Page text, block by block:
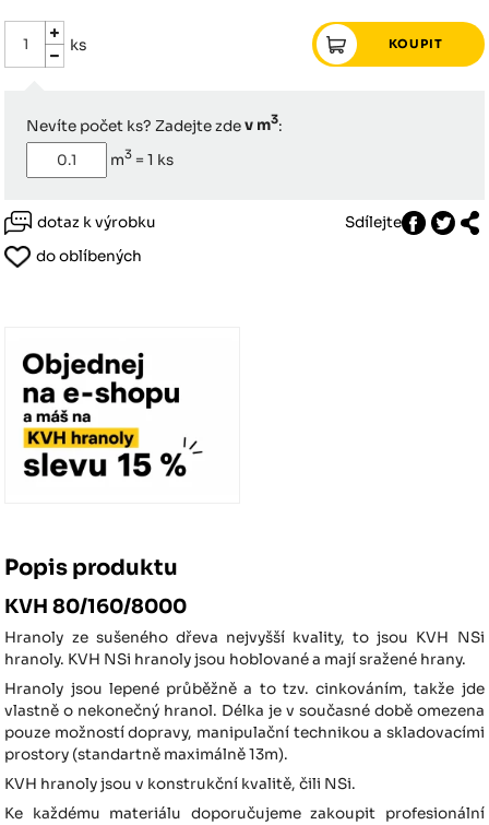
ks
Nevíte počet ks? Zadejte zdev m3:
m3 =1 ks
dotaz k výrobku
Sdílejte
do oblíbených
Popis produktu
KVH 80/160/8000
Hranoly ze sušeného dřeva nejvyšší kvality, to jsou KVH NSi
hranoly. KVH NSi hranoly jsou hoblované a mají sražené hrany.
Hranoly jsou lepené průběžně a to tzv. cinkováním, takže jde
vlastně o nekonečný hranol. Délka je v současné době omezena
pouze možností dopravy, manipulační technikou a skladovacími
prostory (standartně maximálně 13m).
KVH hranoly jsou v konstrukční kvalitě, čili NSi.
Ke každému materiálu doporučujeme zakoupit profesionální